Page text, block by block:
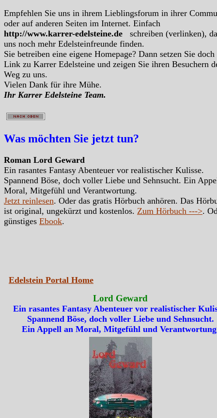
Empfehlen Sie uns in ihrem Lieblingsforum in ihrer
oder auf anderen Seiten im Internet. Einfach
http://www.karrer-edelsteine.de
schreiben (verlinken),
uns noch mehr Edelsteinfreunde finden.
Sie betreiben eine eigene Homepage? Dann setzen Sie doch
Link zu Karrer Edelsteine und zeigen Sie ihren Besuchern
Weg zu uns.
Vielen Dank für ihre Mühe.
Ihr Karrer Edelsteine Team.
Was möchten Sie jetzt tun?
Roman Lord Geward
Ein rasantes Fantasy Abenteuer vor realistischer Kulisse.
Spannend Böse, doch voller Liebe und Sehnsucht. Ein
Moral, Mitgefühl und Verantwortung.
Jetzt reinlesen. Oder das gratis Hörbuch anhören. Das
ist original, ungekürzt und kostenlos. Zum Hörbuch --->.
günstiges Ebook.
Edelstein Portal Home
Lord Geward
Ein rasantes Fantasy Abenteuer vor realistischer
Spannend Böse, doch voller Liebe und Sehnsucht.
Ein Appell an Moral, Mitgefühl und